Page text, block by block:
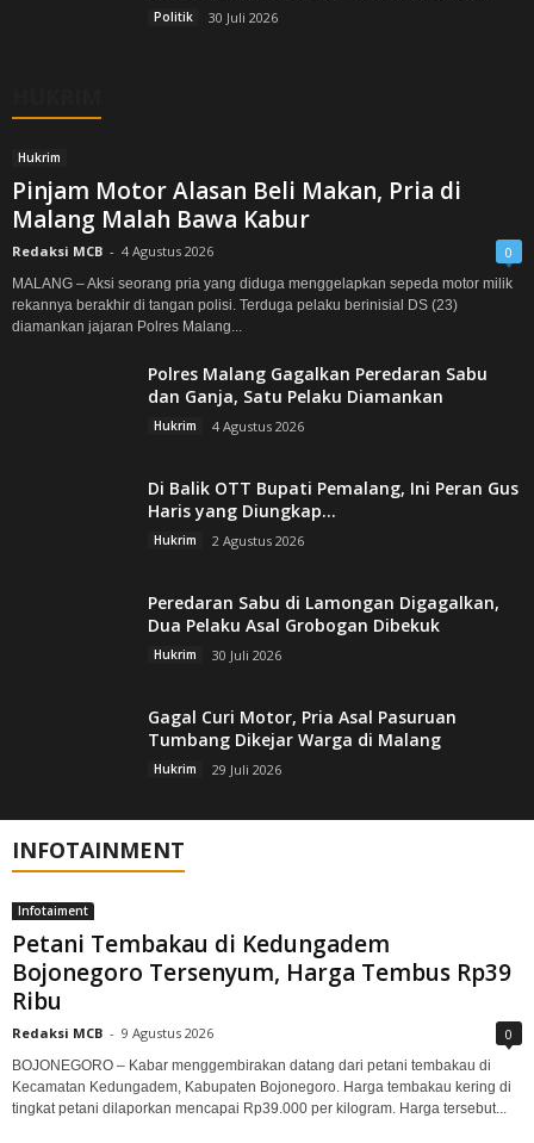
Politik 30 Juli 2026
Hukrim
Pinjam Motor Alasan Beli Makan, Pria di
Malang Malah Bawa Kabur
Redaksi MCB - 4 Agustus 2026 0
MALANG – Aksi seorang pria yang diduga menggelapkan sepeda motor milik
rekannya berakhir di tangan polisi. Terduga pelaku berinisial DS (23)
diamankan jajaran Polres Malang...
Polres Malang Gagalkan Peredaran Sabu
dan Ganja, Satu Pelaku Diamankan
Hukrim 4 Agustus 2026
Di Balik OTT Bupati Pemalang, Ini Peran Gus
Haris yang Diungkap...
Hukrim 2 Agustus 2026
Peredaran Sabu di Lamongan Digagalkan,
Dua Pelaku Asal Grobogan Dibekuk
Hukrim 30 Juli 2026
Gagal Curi Motor, Pria Asal Pasuruan
Tumbang Dikejar Warga di Malang
Hukrim 29 Juli 2026
INFOTAINMENT
Infotaiment
Petani Tembakau di Kedungadem
Bojonegoro Tersenyum, Harga Tembus Rp39
Ribu
Redaksi MCB - 9 Agustus 2026 0
BOJONEGORO – Kabar menggembirakan datang dari petani tembakau di
Kecamatan Kedungadem, Kabupaten Bojonegoro. Harga tembakau kering di
tingkat petani dilaporkan mencapai Rp39.000 per kilogram. Harga tersebut...